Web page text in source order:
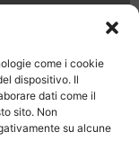
come i cookie
dispositivo. Il
dati come il
sito. Non
su alcune